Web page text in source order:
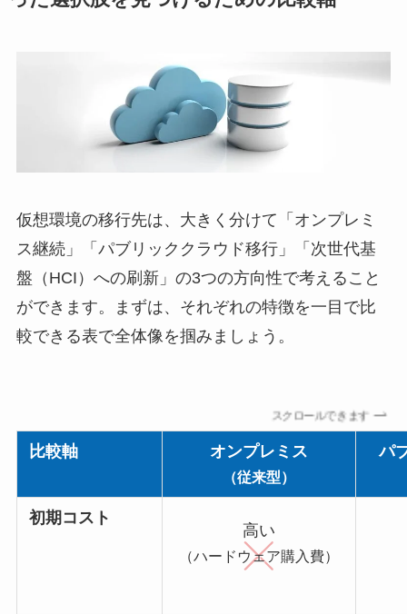
仮想環境の移行先は、大きく分けて「オンプレミ
ス継続」「パブリッククラウド移行」「次世代基
盤（HCI）への刷新」の3つの方向性で考えること
ができます。まずは、それぞれの特徴を一目で比
較できる表で全体像を掴みましょう。
スクロールできます
比較軸 オンプレミス
（従来型）
パ
初期コスト
高い
（ハードウェア購入費）